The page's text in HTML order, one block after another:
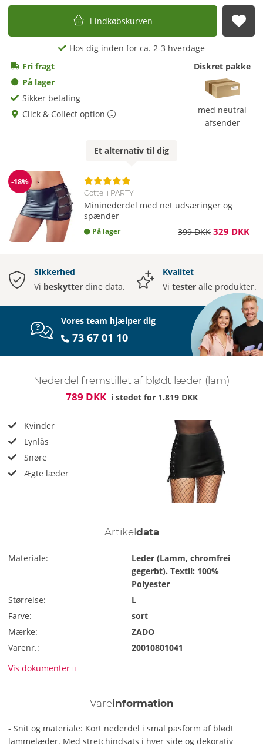
i indkøbskurven
Hos dig inden for ca. 2-3 hverdage
Fri fragt
På lager
Sikker betaling
Click & Collect option
Diskret pakke
med neutral
afsender
Et alternativ til dig
Rabat
-18%
Cottelli PARTY
Mininederdel med net udsæringer og
spænder
På lager 399 DKK 329 DKK
Sikkerhed
Vi beskytter dine data.
Kvalitet
Vi tester alle produkter.
Vores team hjælper dig
73 67 01 10
Nederdel fremstillet af blødt læder (lam)
789 DKK i stedet for 1.819 DKK
Kvinder
Lynlås
Snøre
Ægte læder
Artikel data
Materiale:
Leder (Lamm, chromfrei
gegerbt). Textil: 100%
Polyester
Størrelse:
L
Farve:
sort
Mærke:
ZADO
Varenr.:
20010801041
Vis dokumenter
Vareinformation
- Snit og materiale: Kort nederdel i smal pasform af blødt
lammelæder. Med stretchindsats i hver side og dekorativ